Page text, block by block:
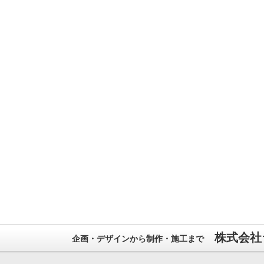
企画・デザインから制作・施工まで 株式会